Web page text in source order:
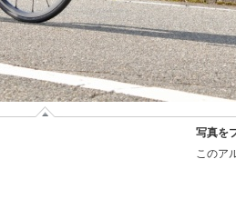
写真を
このア